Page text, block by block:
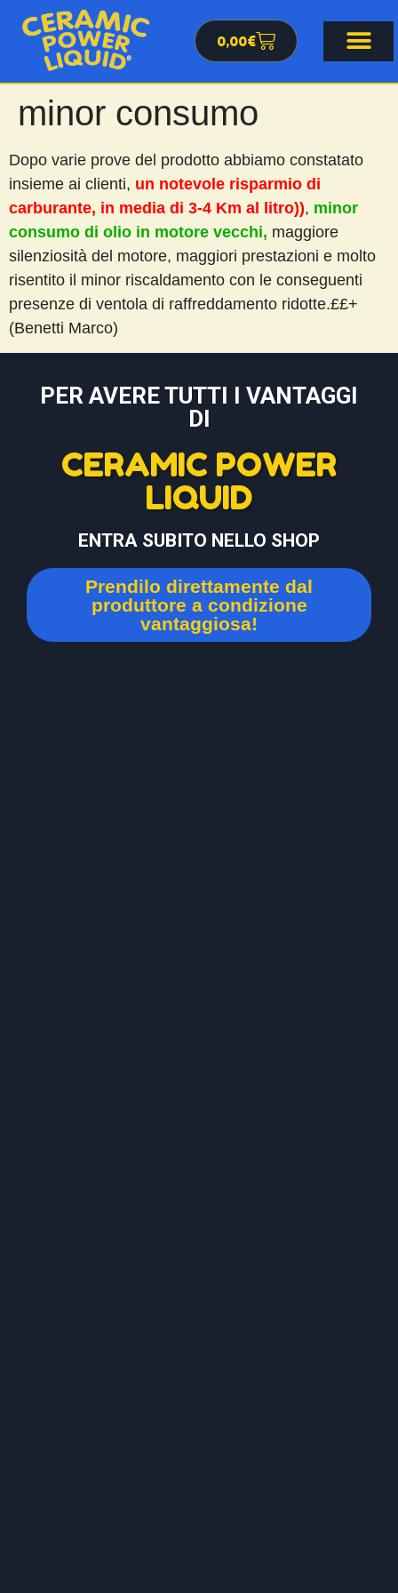
0,00€
minor consumo
Dopo varie prove del prodotto abbiamo constatato
insieme ai clienti, un notevole risparmio di
carburante, in media di 3-4 Km al litro)), minor
consumo di olio in motore vecchi, maggiore
silenziosità del motore, maggiori prestazioni e molto
risentito il minor riscaldamento con le conseguenti
presenze di ventola di raffreddamento ridotte.££+
(Benetti Marco)
PER AVERE TUTTI I VANTAGGI
DI
CERAMIC POWER
LIQUID
ENTRA SUBITO NELLO SHOP
Prendilo direttamente dal
produttore a condizione
vantaggiosa!